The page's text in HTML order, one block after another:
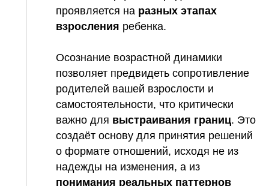
проявляется на разных этапах
взросления ребенка.
Осознание возрастной динамики
позволяет предвидеть сопротивление
родителей вашей взрослости и
самостоятельности, что критически
важно для выстраивания границ. Это
создаёт основу для принятия решений
о формате отношений, исходя не из
надежды на изменения, а из
понимания реальных паттернов